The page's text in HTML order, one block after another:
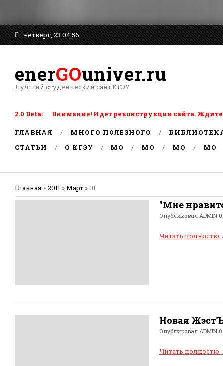
Четверг, 23:04:56
enerGOuniver.ru
Лучший студенческий сайт КГЭУ
2.0 Beta: Внимание! Идет реконструкция сайта. Ждите
ГЛАВНАЯ МНОГО ПОЛЕЗНОГО
СТАТЬИ
О КГЭУ MO MO MO MO
Главная »2011 »Март »01
"Мне
Опубликовал ADMIN
Читать полностю
Новая
Опубликовал ADMIN
Читать полностю